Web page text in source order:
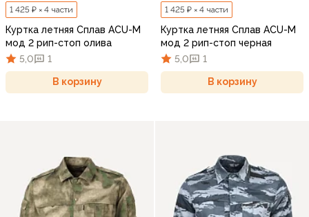
1 425 ₽ × 4 части
Куртка летняя Сплав ACU-M
мод 2 рип-стоп олива
5,0
1
В корзину
1 425 ₽ × 4 части
Куртка летняя Сплав ACU-M
мод 2 рип-стоп черная
5,0
1
В корзину